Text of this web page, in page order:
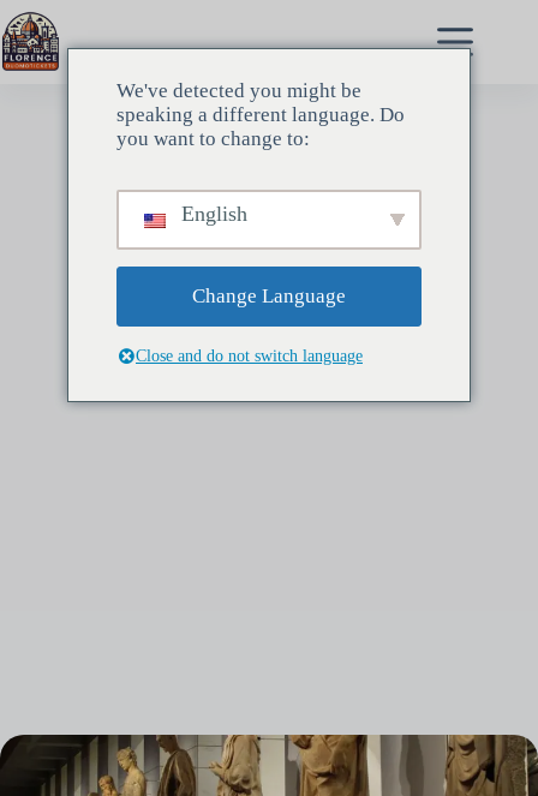
跳
至
内
We've detected you might be
speaking a different language. Do
you want to change to:
English
Change Language
Close and do not switch language